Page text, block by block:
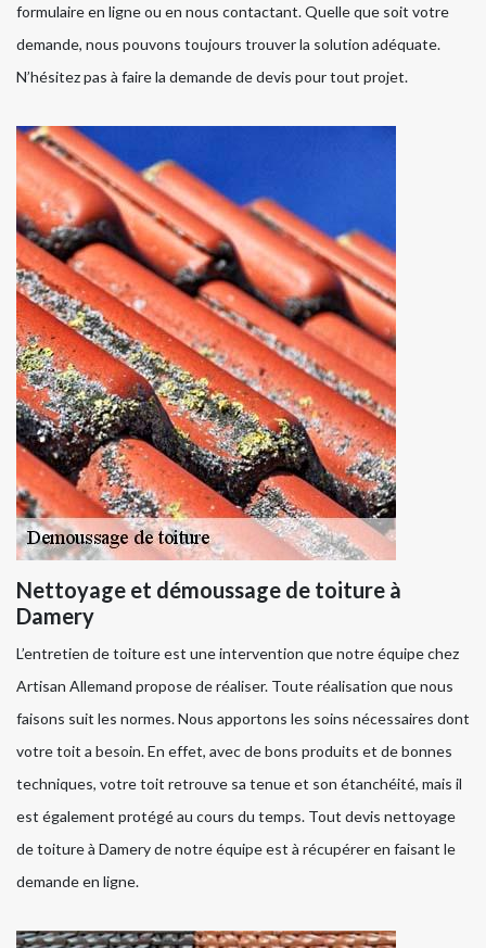
formulaire en ligne ou en nous contactant. Quelle que soit votre
demande, nous pouvons toujours trouver la solution adéquate.
N’hésitez pas à faire la demande de devis pour tout projet.
Nettoyage et démoussage de toiture à
Damery
L’entretien de toiture est une intervention que notre équipe chez
Artisan Allemand propose de réaliser. Toute réalisation que nous
faisons suit les normes. Nous apportons les soins nécessaires dont
votre toit a besoin. En effet, avec de bons produits et de bonnes
techniques, votre toit retrouve sa tenue et son étanchéité, mais il
est également protégé au cours du temps. Tout devis nettoyage
de toiture à Damery de notre équipe est à récupérer en faisant le
demande en ligne.